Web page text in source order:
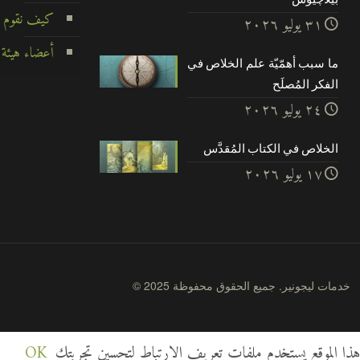
۳۱ يوليو ۲۰۲٦
ما سبب أهمّيّة علم الخلاص في
الفكر المُصلَح
۲٤ يوليو ۲۰۲٦
الخلاص في الكتاب المُقدَّس
۱۷ يوليو ۲۰۲٦
كيف نقوم
أعضاء
© 2025 خدمات ليجونير. جميع الحقوق محفوظة
هذا الموقع يستخدم ملفات تعريف الارتباط لتحسين تجربتك OK